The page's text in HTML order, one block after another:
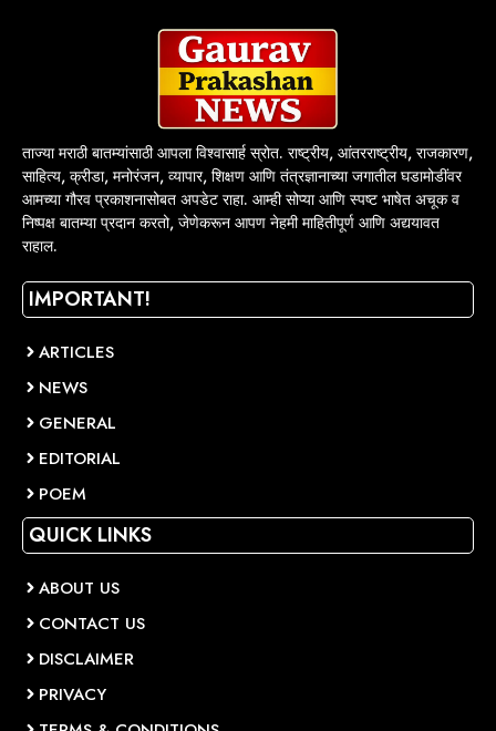
ताज्या मराठी बातम्यांसाठी आपला विश्वासार्ह स्रोत. राष्ट्रीय, आंतरराष्ट्रीय, राजकारण,
साहित्य, क्रीडा, मनोरंजन, व्यापार, शिक्षण आणि तंत्रज्ञानाच्या जगातील घडामोडींवर
आमच्या गौरव प्रकाशनासोबत अपडेट राहा. आम्ही सोप्या आणि स्पष्ट भाषेत अचूक व
निष्पक्ष बातम्या प्रदान करतो, जेणेकरून आपण नेहमी माहितीपूर्ण आणि अद्ययावत
राहाल.
IMPORTANT!
ARTICLES
NEWS
GENERAL
EDITORIAL
POEM
QUICK LINKS
ABOUT US
CONTACT US
DISCLAIMER
PRIVACY